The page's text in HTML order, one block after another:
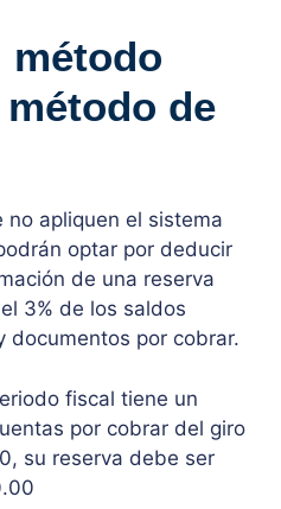
método
de
no apliquen el sistema
optar por deducir
de una reserva
3% de los saldos
documentos por cobrar.
fiscal tiene un
por cobrar del giro
su reserva debe ser